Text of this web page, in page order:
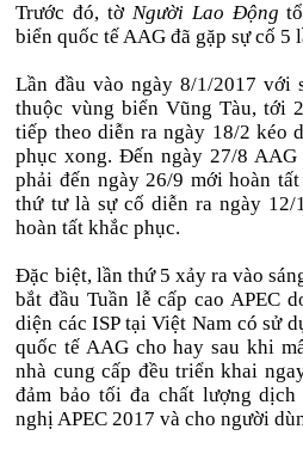
Trước đó, tờ Người Lao Động
biển quốc tế AAG đã gặp sự cố 5
Lần đầu vào ngày 8/1/2017 với
thuộc vùng biển Vũng Tàu, tới
tiếp theo diễn ra ngày 18/2 kéo
phục xong. Đến ngày 27/8
phải đến ngày 26/9 mới hoàn
thứ tư là sự cố diễn ra ngày
hoàn tất khắc phục.
Đặc biệt, lần thứ 5 xảy ra vào
bắt đầu Tuần lễ cấp cao APEC
diện các ISP tại Việt Nam có sử
quốc tế AAG cho hay sau khi
nhà cung cấp đều triển khai
đảm bảo tối đa chất lượng
nghị APEC 2017 và cho người